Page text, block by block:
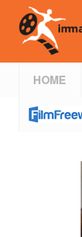
HOME